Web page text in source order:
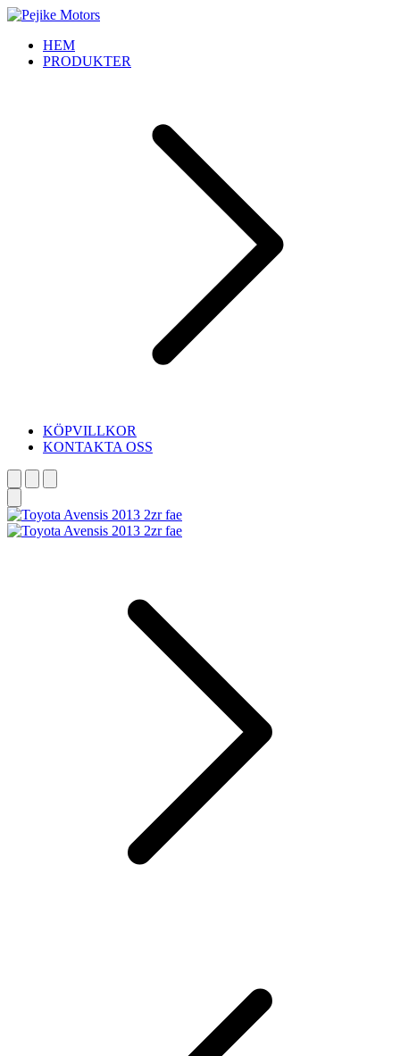
HEM
PRODUKTER
KÖPVILLKOR
KONTAKTA OSS